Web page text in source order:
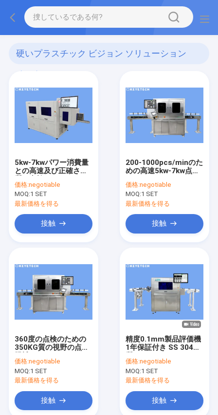
硬いプラスチック ビジョン ソリューション
5kw-7kwパワー消費量
との高速及び正確さの
価格:negotiable
MOQ:1 SET
最新価格を得る
接触
200-1000pcs/minのた
めの高速5kw-7kw点検
テム
価格:negotiable
MOQ:1 SET
最新価格を得る
接触
360度の点検のための
350KG質の視野の点検
価格:negotiable
MOQ:1 SET
最新価格を得る
接触
精度0.1mm製品評価機
1年保証付き SS 304材
価格:negotiable
MOQ:1 SET
最新価格を得る
接触